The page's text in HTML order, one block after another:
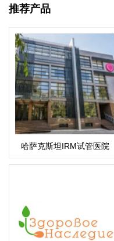
推荐产品
哈萨克斯坦IRM试管医院